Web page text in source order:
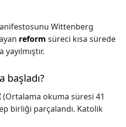
Wittenberg
reform süreci kısa sürede
başladı?
(Ortalama okuma süresi 41
birliği parçalandı. Katolik